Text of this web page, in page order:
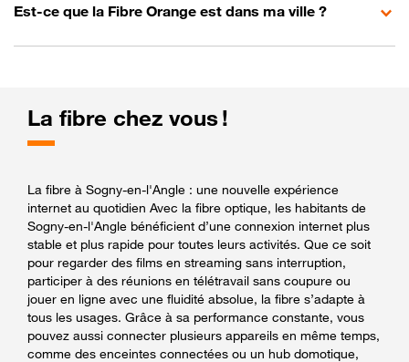
Est-ce que la Fibre Orange est dans ma ville ?
La fibre chez vous !
La fibre à Sogny-en-l'Angle : une nouvelle expérience
internet au quotidien Avec la fibre optique, les habitants de
Sogny-en-l'Angle bénéficient d’une connexion internet plus
stable et plus rapide pour toutes leurs activités. Que ce soit
pour regarder des films en streaming sans interruption,
participer à des réunions en télétravail sans coupure ou
jouer en ligne avec une fluidité absolue, la fibre s’adapte à
tous les usages. Grâce à sa performance constante, vous
pouvez aussi connecter plusieurs appareils en même temps,
comme des enceintes connectées ou un hub domotique,